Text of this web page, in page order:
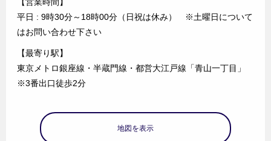
【営業時間】
平日 : 9時30分～18時00分（日祝は休み） ※土曜日について
はお問い合わせ下さい
【最寄り駅】
東京メトロ銀座線・半蔵門線・都営大江戸線「青山一丁目」
※3番出口徒歩2分
地図を表示